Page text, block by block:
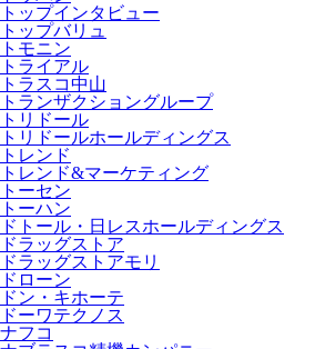
トップインタビュー
トップバリュ
トモニン
トライアル
トラスコ中山
トランザクショングループ
トリドール
トリドールホールディングス
トレンド
トレンド&マーケティング
トーセン
トーハン
ドトール・日レスホールディングス
ドラッグストア
ドラッグストアモリ
ドローン
ドン・キホーテ
ドーワテクノス
ナフコ